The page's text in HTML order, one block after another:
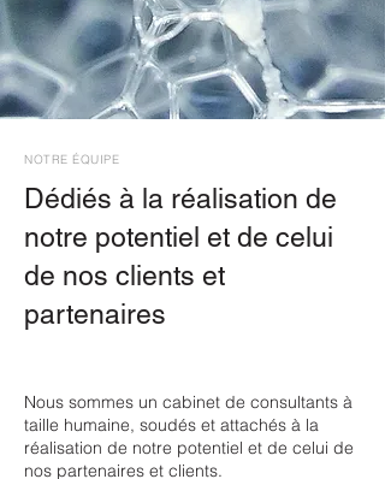
NOTRE ÉQUIPE
Dédiés à la réalisation de
notre potentiel et de celui
de nos clients et
partenaires
Nous sommes un cabinet de consultants à
taille humaine, soudés et attachés à la
réalisation de notre potentiel et de celui de
nos partenaires et clients.